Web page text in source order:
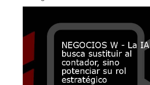
Aristegui Noticias